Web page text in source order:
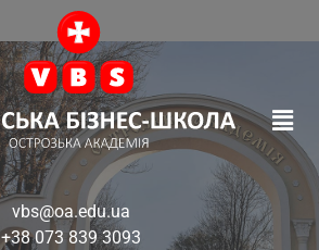
vbs@oa.edu.ua
+38 073 839 3093